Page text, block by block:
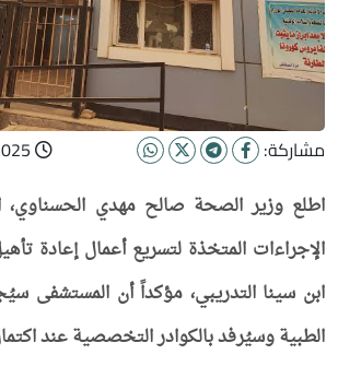
مشاركة:
اطلع وزير الصحة صالح مهدي الحسناوي،
الإجراءات المتخذة لتسريع أعمال إعادة
ابن سينا التدريبي، مؤكداً أن المستشفى
الطبية وسيُرفد بالكوادر التخصصية عند